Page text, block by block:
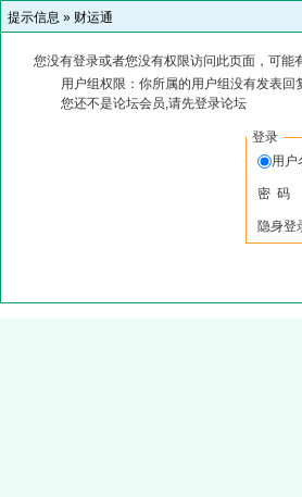
提示信息 » 财运通
您没有登录或者您没有权限访问此页面，可能
用户组权限：你所属的用户组没有发表回
您还不是论坛会员,请先登录论坛
登录
用户
密 码
隐身登